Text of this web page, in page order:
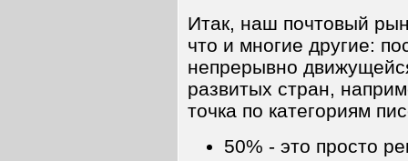
Итак, наш почтовый
что и многие другие:
непрерывно
развитых стран,
точка по категориям
50% - это просто